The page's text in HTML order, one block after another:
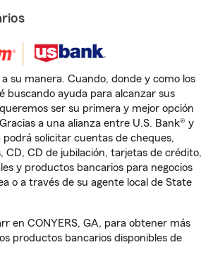
su manera. Cuando, donde y como los
buscando ayuda para alcanzar sus
ser su primera y mejor opción
a una alianza entre U.S. Bank® y
solicitar cuentas de cheques,
CD, CD de jubilación, tarjetas de crédito,
y productos bancarios para negocios
o a través de su agente local de State
en CONYERS, GA, para obtener más
productos bancarios disponibles de